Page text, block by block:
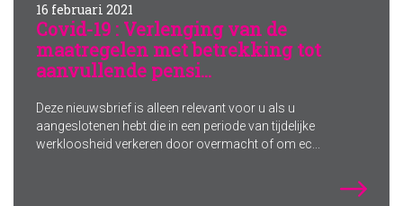
16 februari 2021
Covid-19 : Verlenging van de
maatregelen met betrekking tot
aanvullende pensi...
Deze nieuwsbrief is alleen relevant voor u als u
aangeslotenen hebt die in een periode van tijdelijke
werkloosheid verkeren door overmacht of om ec...